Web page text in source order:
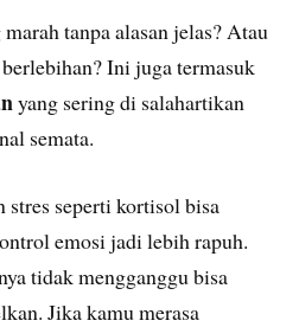
tanpa alasan jelas? Atau
Ini juga termasuk
yang sering di salahartikan
semata.
stres seperti kortisol bisa
emosi jadi lebih rapuh.
tidak mengganggu bisa
Jika kamu merasa